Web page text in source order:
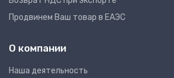
Продвинем Ваш товар в ЕАЭС
О компании
Наша деятельность